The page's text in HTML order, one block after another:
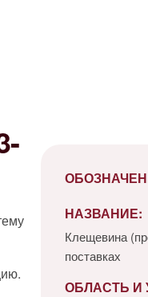
НАЗВАНИЕ:
Клещевина
поставках
ОБЛАСТЬ И